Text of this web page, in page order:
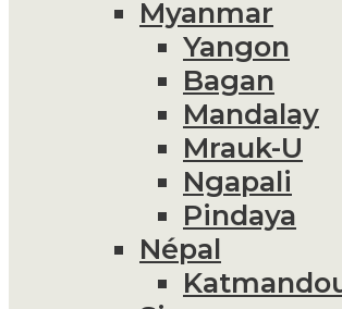
Myanmar
Yangon
Bagan
Mandalay
Mrauk-U
Ngapali
Pindaya
Népal